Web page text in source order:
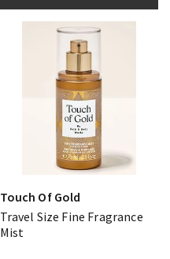
Touch Of Gold
Travel Size Fine Fragrance
Mist